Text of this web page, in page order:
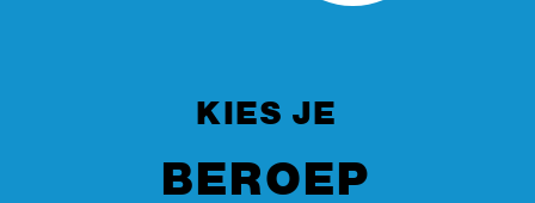
KIES JE
BEROEP